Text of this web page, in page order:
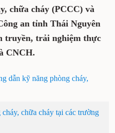
chữa cháy (PCCC) và
an tỉnh Thái Nguyên
truyền, trải nghiệm thực
CNCH.
dẫn kỹ năng phòng cháy,
chữa cháy tại các trường